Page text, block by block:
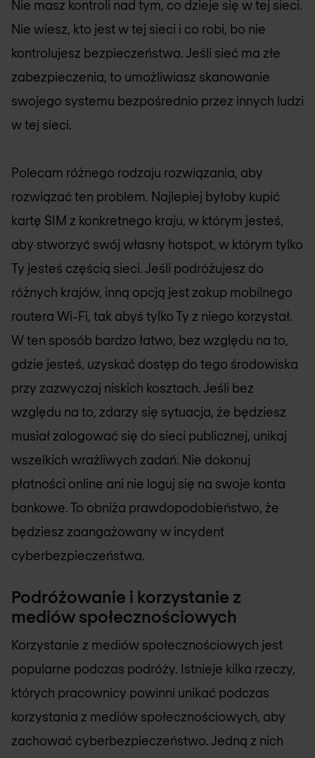
Nie masz kontroli nad tym, co dzieje się w tej sieci.
Nie wiesz, kto jest w tej sieci i co robi, bo nie
kontrolujesz bezpieczeństwa. Jeśli sieć ma złe
zabezpieczenia, to umożliwiasz skanowanie
swojego systemu bezpośrednio przez innych ludzi
w tej sieci.
Polecam różnego rodzaju rozwiązania, aby
rozwiązać ten problem. Najlepiej byłoby kupić
kartę SIM z konkretnego kraju, w którym jesteś,
aby stworzyć swój własny hotspot, w którym tylko
Ty jesteś częścią sieci. Jeśli podróżujesz do
różnych krajów, inną opcją jest zakup mobilnego
routera Wi-Fi, tak abyś tylko Ty z niego korzystał.
W ten sposób bardzo łatwo, bez względu na to,
gdzie jesteś, uzyskać dostęp do tego środowiska
przy zazwyczaj niskich kosztach. Jeśli bez
względu na to, zdarzy się sytuacja, że będziesz
musiał zalogować się do sieci publicznej, unikaj
wszelkich wrażliwych zadań. Nie dokonuj
płatności online ani nie loguj się na swoje konta
bankowe. To obniża prawdopodobieństwo, że
będziesz zaangażowany w incydent
cyberbezpieczeństwa.
Podróżowanie i korzystanie z
mediów społecznościowych
Korzystanie z mediów społecznościowych jest
popularne podczas podróży. Istnieje kilka rzeczy,
których pracownicy powinni unikać podczas
korzystania z mediów społecznościowych, aby
zachować cyberbezpieczeństwo. Jedną z nich